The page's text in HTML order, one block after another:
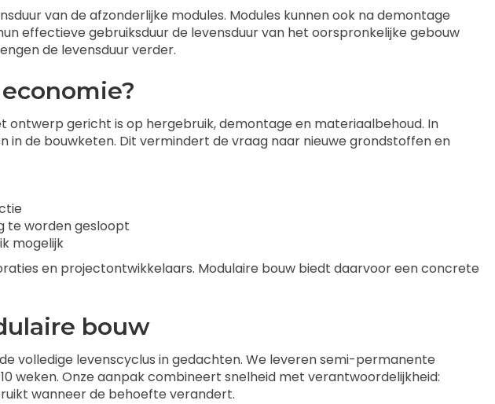
van de afzonderlijke modules. Modules kunnen ook na demontage
effectieve gebruiksduur de levensduur van het oorspronkelijke gebouw
de levensduur verder.
ontwerp gericht is op hergebruik, demontage en materiaalbehoud. In
de bouwketen. Dit vermindert de vraag naar nieuwe grondstoffen en
te worden gesloopt
mogelijk
en projectontwikkelaars. Modulaire bouw biedt daarvoor een concrete
bouw
volledige levenscyclus in gedachten. We leveren semi-permanente
weken. Onze aanpak combineert snelheid met verantwoordelijkheid:
wanneer de behoefte verandert.